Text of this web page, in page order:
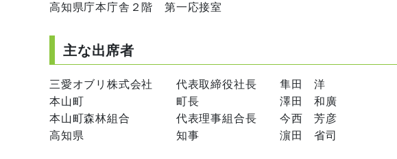
高知県庁本庁舎２階 第一応接室
主な出席者
三愛オブリ株式会社 代表取締役社長 隼田 洋
本山町 町長 澤田 和廣
本山町森林組合 代表理事組合長 今西 芳彦
高知県 知事 濵田 省司